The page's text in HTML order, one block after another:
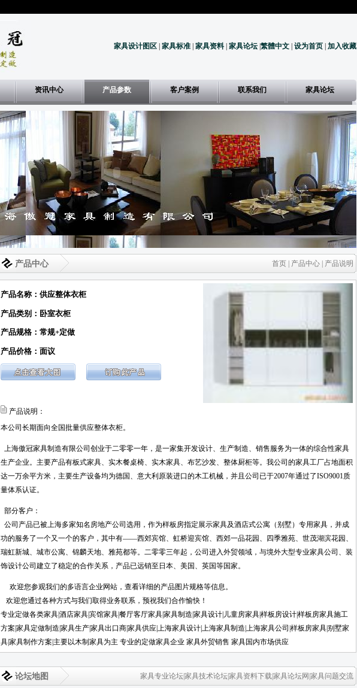
家具设计图区 家具标准 家具资料 家具论坛 繁體中文 设为首页 加入收藏
资讯中心 产品参数 客户案例 联系我们 家具论坛
产品中心 首页 | 产品中心 | 产品说明
产品名称：供应整体衣柜
产品类别：卧室衣柜
产品规格：常规+定做
产品价格：面议
产品说明：
本公司长期面向全国批量供应整体衣柜。
上海傲冠家具制造有限公司创业于二零零一年，是一家集开发设计、生产制造、销售服务为一体的综合性家具
生产企业。主要产品有板式家具、实木餐桌椅、实木家具、布艺沙发、整体厨柜等。我公司的家具工厂占地面积
达一万余平方米，主要生产设备均为德国、意大利原装进口的木工机械，并且公司已于2007年通过了ISO9001质
量体系认证。
部分客户：
公司产品已被上海多家知名房地产公司选用，作为样板房指定展示家具及酒店式公寓（别墅）专用家具，并成
功的服务了一个又一个的客户，其中有——西郊宾馆、虹桥迎宾馆、西郊一品花园、四季雅苑、世茂湖滨花园、
瑞虹新城、城市公寓、锦麟天地、雅苑都等。二零零三年起，公司进入外贸领域，与境外大型专业家具公司、装
饰设计公司建立了稳定的合作关系，产品已远销至日本、美国、英国等国家。
欢迎您参观我们的多语言企业网站，查看详细的产品图片规格等信息。
欢迎您通过各种方式与我们取得业务联系，预祝我们合作愉快！
专业定做各类家具|酒店家具|宾馆家具|餐厅客厅家具|家具制造|家具设计|儿童房家具|样板房设计|样板房家具施工
方案|家具定做制造|家具生产|家具出口商|家具供应|上海家具设计|上海家具制造|上海家具公司|样板房家具|别墅家
具|家具制作方案|主要以木制家具为主 专业的定做家具企业 家具外贸销售 家具国内市场供应
论坛地图 家具专业论坛|家具技术论坛|家具资料下载|家具论坛网|家具问题交流